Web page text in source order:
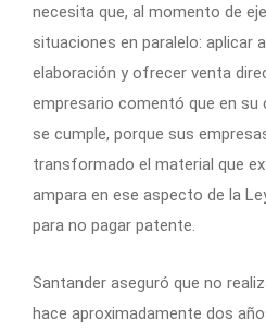
necesita que, al momento de
situaciones en paralelo: aplicar
elaboración y ofrecer venta
empresario comentó que en
se cumple, porque sus
transformado el material que
ampara en ese aspecto de la
para no pagar patente.
Santander aseguró que no
hace aproximadamente dos